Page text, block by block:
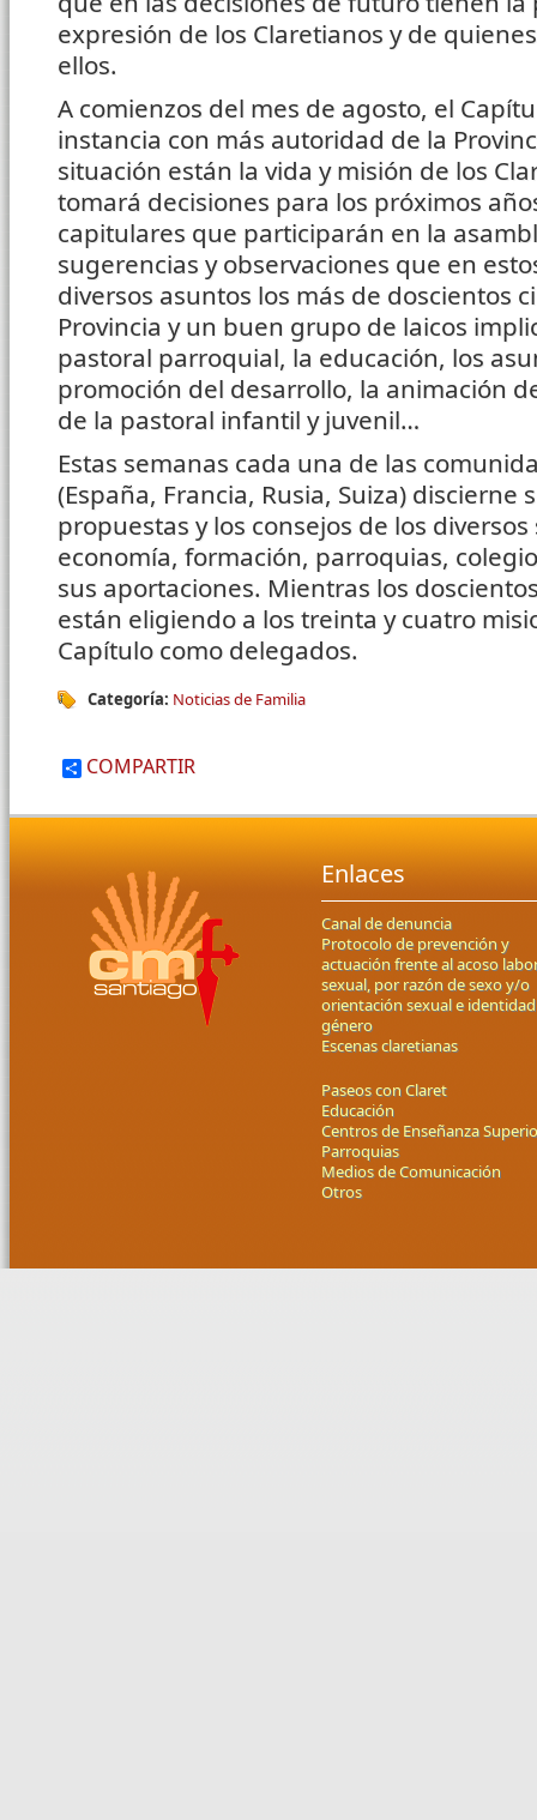
expresión de los Claretianos y de
ellos.
A comienzos del mes de agosto, el
instancia con más autoridad de la
situación están la vida y misión de los
tomará decisiones para los próximos
capitulares que participarán en la
sugerencias y observaciones que en
diversos asuntos los más de doscientos
Provincia y un buen grupo de laicos
pastoral parroquial, la educación, los
promoción del desarrollo, la animación
de la pastoral infantil y juvenil…
Estas semanas cada una de las
(España, Francia, Rusia, Suiza) discierne
propuestas y los consejos de los
economía, formación, parroquias,
sus aportaciones. Mientras los
están eligiendo a los treinta y cuatro
Capítulo como delegados.
Categoría: Noticias de Familia
COMPARTIR
Enlaces
Canal de denuncia
Protocolo de prevención y
actuación frente al acoso
sexual, por razón de sexo y/o
orientación sexual e
género
Escenas claretianas
Paseos con Claret
Educación
Centros de Enseñanza
Parroquias
Medios de Comunicación
Otros